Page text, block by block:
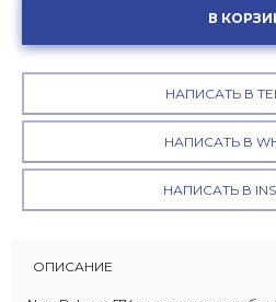
В
НАПИСАТЬ В
НАПИСАТЬ В
НАПИСАТЬ В
ОПИСАНИЕ